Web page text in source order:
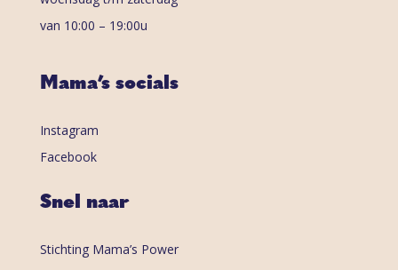
van 10:00 – 19:00u
Mama’s socials
Instagram
Facebook
Snel naar
Stichting Mama’s Power